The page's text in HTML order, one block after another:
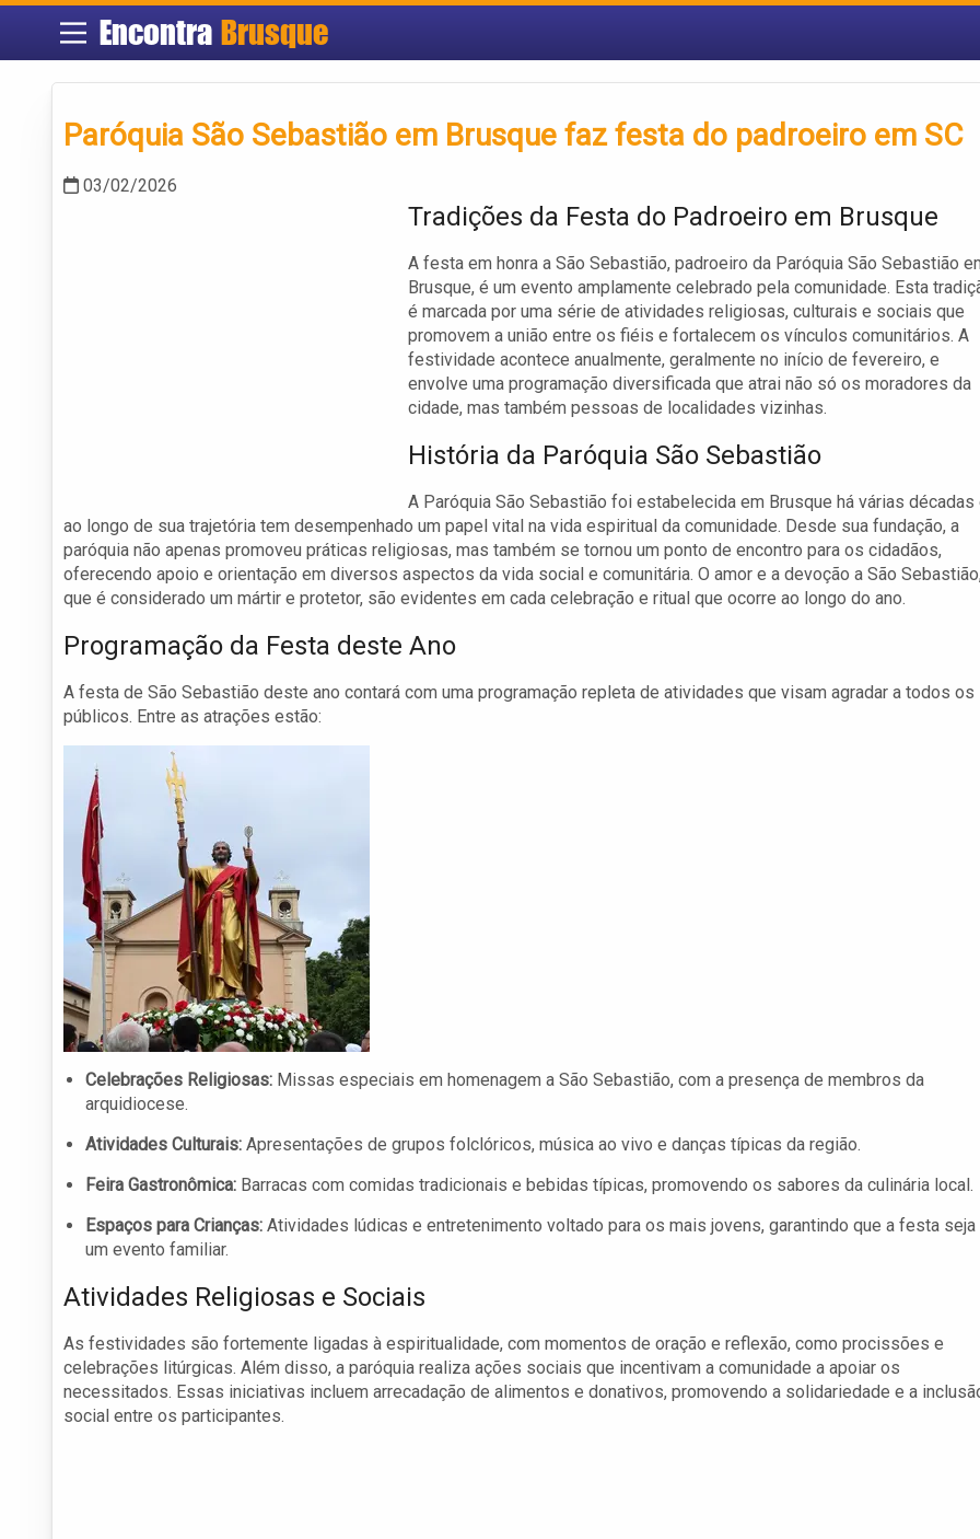
Encontra Brusque
Paróquia São Sebastião em Brusque faz festa do padroeiro em SC
03/02/2026
Tradições da Festa do Padroeiro em Brusque
A festa em honra a São Sebastião, padroeiro da Paróquia São Sebastião
Brusque, é um evento amplamente celebrado pela comunidade. Esta
é marcada por uma série de atividades religiosas, culturais e sociais que
promovem a união entre os fiéis e fortalecem os vínculos comunitários. A
festividade acontece anualmente, geralmente no início de fevereiro, e
envolve uma programação diversificada que atrai não só os moradores da
cidade, mas também pessoas de localidades vizinhas.
História da Paróquia São Sebastião
A Paróquia São Sebastião foi estabelecida em Brusque há várias décadas
ao longo de sua trajetória tem desempenhado um papel vital na vida espiritual da comunidade. Desde sua fundação, a
paróquia não apenas promoveu práticas religiosas, mas também se tornou um ponto de encontro para os cidadãos,
oferecendo apoio e orientação em diversos aspectos da vida social e comunitária. O amor e a devoção a São
que é considerado um mártir e protetor, são evidentes em cada celebração e ritual que ocorre ao longo do ano.
Programação da Festa deste Ano
A festa de São Sebastião deste ano contará com uma programação repleta de atividades que visam agradar a todos os
públicos. Entre as atrações estão:
Celebrações Religiosas: Missas especiais em homenagem a São Sebastião, com a presença de membros da
arquidiocese.
Atividades Culturais: Apresentações de grupos folclóricos, música ao vivo e danças típicas da região.
Feira Gastronômica: Barracas com comidas tradicionais e bebidas típicas, promovendo os sabores da culinária local.
Espaços para Crianças: Atividades lúdicas e entretenimento voltado para os mais jovens, garantindo que a festa seja
um evento familiar.
Atividades Religiosas e Sociais
As festividades são fortemente ligadas à espiritualidade, com momentos de oração e reflexão, como procissões e
celebrações litúrgicas. Além disso, a paróquia realiza ações sociais que incentivam a comunidade a apoiar os
necessitados. Essas iniciativas incluem arrecadação de alimentos e donativos, promovendo a solidariedade e a
social entre os participantes.